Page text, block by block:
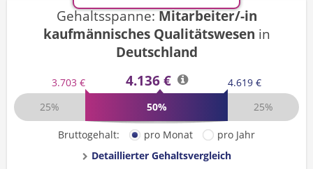
Gehaltsspanne:Mitarbeiter/-in
kaufmännisches Qualitätswesen in
Deutschland
3.703 € 4.136 €
4.619 €
25%
50% 25%
Bruttogehalt: pro Monat
pro Jahr
Detaillierter Gehaltsvergleich